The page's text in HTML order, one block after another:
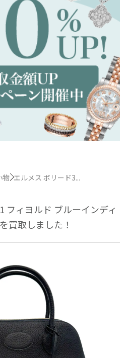
物 エルメス ボリード3...
フィヨルド ブルーインディ
買取しました！